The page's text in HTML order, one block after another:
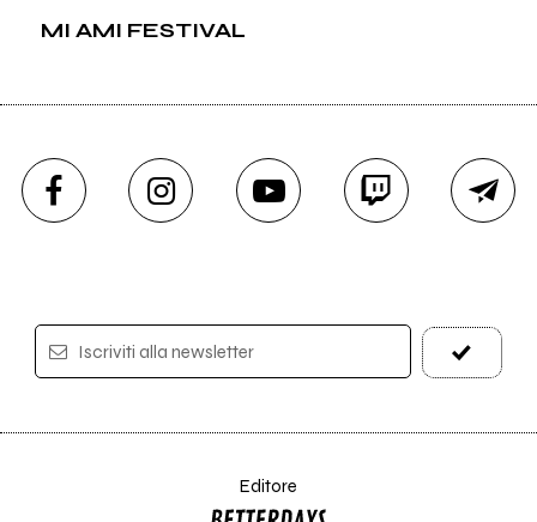
MI AMI FESTIVAL
Iscriviti alla newsletter
Editore